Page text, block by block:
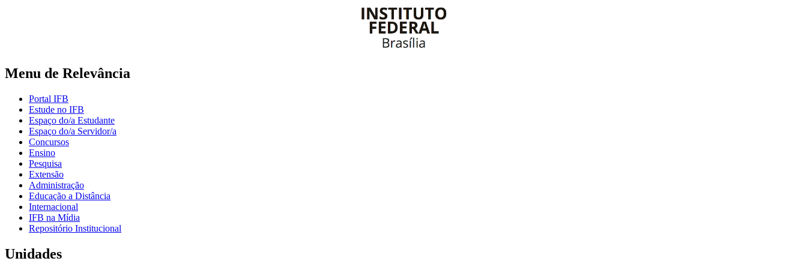
Menu de Relevância
Portal IFB
Estude no IFB
Espaço do/a Estudante
Espaço do/a Servidor/a
Concursos
Ensino
Pesquisa
Extensão
Administração
Educação a Distância
Internacional
IFB na Mídia
Repositório Institucional
Unidades